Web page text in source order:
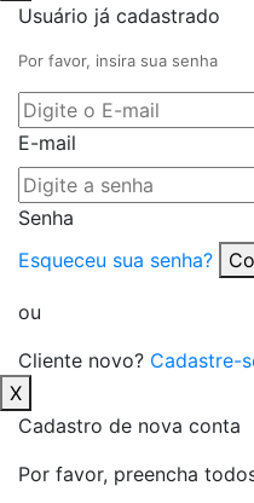
Usuário já cadastrado
Por favor, insira sua senha
E-mail
Senha
Esqueceu sua senha?
ou
Cliente novo? Cadastre-
X
Cadastro de nova conta
Por favor, preencha